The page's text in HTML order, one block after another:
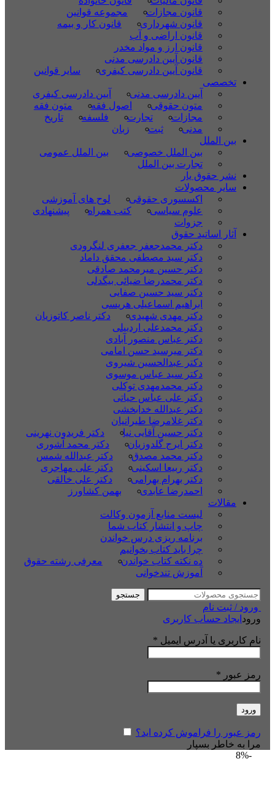
قانون مجازات
مجموعه قوانین
قانون شهرداری
قانون کار و بیمه
قانون اراضی و آب
قانون ارز و مواد مخدر
قانون آیین دادرسی مدنی
قانون آیین دادرسی کیفری
سایر قوانین
تخصصی
آیین دادرسی مدنی
آیین دادرسی کیفری
متون حقوقی
اصول فقه
متون فقه
مجازات
تجارت فلسفه
تاریخ
مدنی
ثبت
زبان
بین الملل
بین الملل خصوصی
بین الملل عمومی
تجارت بین الملل
نشر حقوق یار
سایر محصولات
اکسسوری حقوقی
لوح های آموزشی
علوم سیاسی
کتب همراه
پیشنهادی
جزوات
آثار اساتید حقوق
دکتر محمدجعفر جعفری لنگرودی
دکتر سید مصطفی محقق داماد
دکتر حسین میرمحمد صادقی
دکتر محمدرضا ضیائی بیگدلی
دکتر سید حسین صفایی
ابراهیم اسماعیلی هریسی
دکتر مهدی شهیدی
دکتر ناصر کاتوزیان
دکتر محمدعلی اردبیلی
دکتر عباس منصور آبادی
دکتر میرسید حسن امامی
دکتر عبدالحسین شیروی
دکتر سید عباس موسوی
دکتر محمدمهدی توکلی
دکتر علی عباس حیاتی
دکتر عبدالله خدابخشی
دکتر غلامرضا طیرانیان
دکتر حسین آقایی نیا
دکتر فریدون نهرینی
دکتر ایرج گلدوزیان
دکتر محمد آشوری
دکتر محمد مصدق
دکتر عبدالله شمس
دکتر ربیعا اسکینی
دکتر علی مهاجری
دکتر بهرام بهرامی
دکتر علی خالقی
احمدرضا عابدی
بهمن کشاورز
مقالات
لیست منابع آزمون وکالت
چاپ و انتشار کتاب شما
برنامه ریزی درس خواندن
چرا باید کتاب بخوانیم
ده نکته کتاب خواندن
معرفی رشته حقوق
آموزش تندخوانی
جستجو
ورود / ثبت نام
ورود ایجاد حساب کاربری
نام کاربری یا آدرس ایمیل *
رمز عبور *
ورود
رمز عبور را فراموش کرده اید؟
مرا به خاطر بسپار
-8%